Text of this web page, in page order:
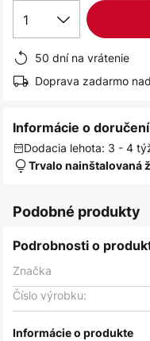
1
50 dní na vrátenie
Doprava zadarmo
Informácie o doručení
Dodacia lehota: 3 - 4
Trvalo nainštalovaná
Podobné produkty
Podrobnosti o
Značka
Číslo výrobku:
Informácie o produkte